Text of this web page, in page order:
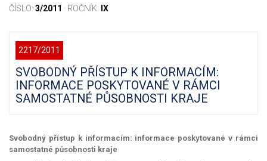
ČÍSLO: 3/2011 · ROČNÍK: IX
2217/2011
SVOBODNÝ PŘÍSTUP K INFORMACÍM:
INFORMACE POSKYTOVANÉ V RÁMCI
SAMOSTATNÉ PŮSOBNOSTI KRAJE
Svobodný přístup k informacím: informace poskytované v rámci
samostatné působnosti kraje